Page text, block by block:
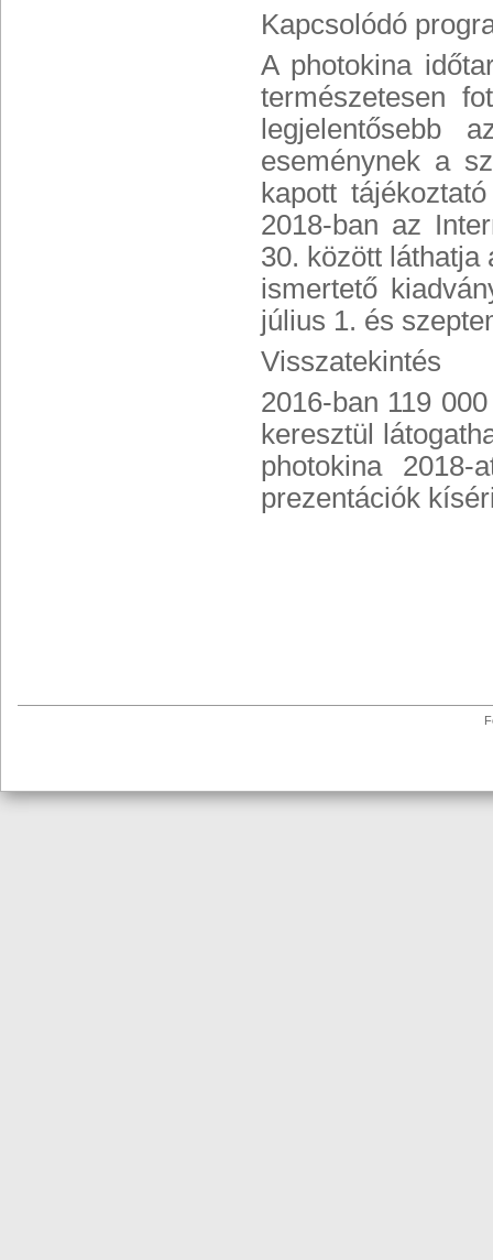
Kapcsolódó
A photokina
természetesen
legjelentősebb
eseménynek a
kapott
2018-ban az
30. között láthatja
ismertető
július 1. és
Visszatekintés
2016-ban 119
keresztül
photokina
prezentációk